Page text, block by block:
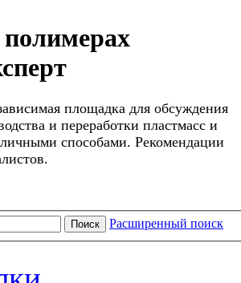
площадка для обсуждения
и переработки пластмасс и
способами. Рекомендации
Поиск Расширенный поиск